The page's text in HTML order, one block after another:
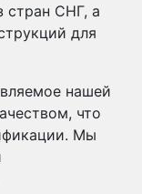
стран СНГ, а
для
нашей
что
Мы